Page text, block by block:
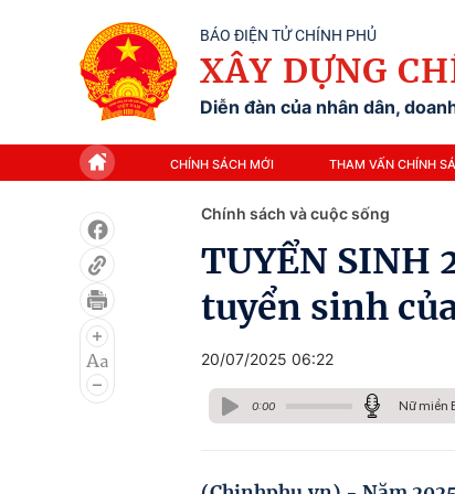
BÁO ĐIỆN TỬ CHÍNH PHỦ
XÂY DỰNG
Diễn đàn của nhân dân,
CHÍNH SÁCH MỚI THAM VẤN CHÍNH
Chính sách và cuộc sống
TUYỂN SINH
tuyển sinh
20/07/2025 06:22
0:00 Nữ miền